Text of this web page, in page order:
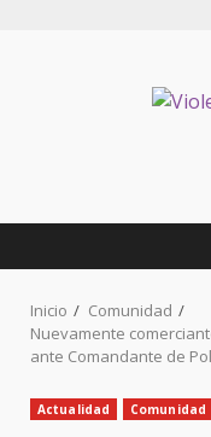
Inicio
Comunidad
Nuevamente
ante Comandante de
Actualidad Comunidad